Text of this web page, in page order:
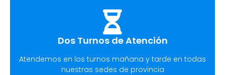
Dos Turnos de Atención
Atendemos en los turnos mañana y tarde en todas
nuestras sedes de provincia